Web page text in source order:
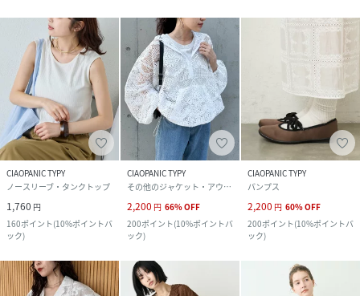
CIAOPANIC TYPY
ノースリーブ・タンクトップ
1,760 円
160ポイント(10%ポイントバ
ック)
CIAOPANIC TYPY
その他のジャケット・アウター
2,200 円 66%OFF
200ポイント(10%ポイントバ
ック)
CIAOPANIC TYPY
パンプス
2,200 円 60%OFF
200ポイント(10%ポイントバ
ック)